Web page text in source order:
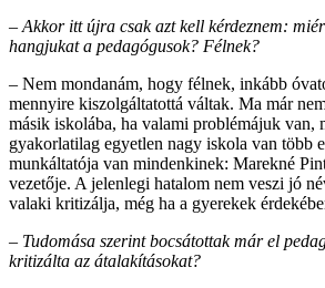
– Akkor itt újra csak azt kell kérdeznem:
hangjukat a pedagógusok? Félnek?
– Nem mondanám, hogy félnek, inkább
mennyire kiszolgáltatottá váltak. Ma már
másik iskolába, ha valami problémájuk van,
gyakorlatilag egyetlen nagy iskola van több
munkáltatója van mindenkinek: Marekné
vezetője. A jelenlegi hatalom nem veszi jó
valaki kritizálja, még ha a gyerekek
– Tudomása szerint bocsátottak már el
kritizálta az átalakításokat?